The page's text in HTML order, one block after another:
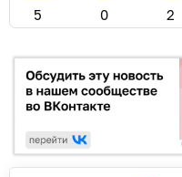
5 0 2